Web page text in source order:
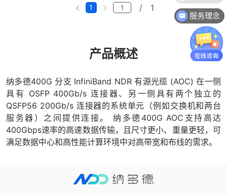
1 / 1
产品概述
纳多德400G 分支 InfiniBand NDR 有源光缆 (AOC) 在一侧
具有 OSFP 400Gb/s 连接器、另一侧具有两个独立的
QSFP56 200Gb/s 连接器的系统单元（例如交换机和两台
服务器）之间提供连接。 纳多德400G AOC支持高达
400Gbps速率的高速数据传输，且尺寸更小、重量更轻，可
满足数据中心和高性能计算环境中对高带宽和布线的需求。
服务理念